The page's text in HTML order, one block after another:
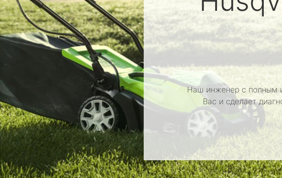
Наш инженер с полным
Вас и сделает